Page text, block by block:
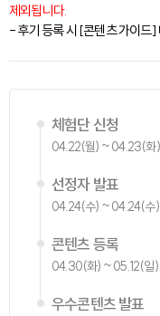
제외됩니다.
- 후기 등록 시 [콘텐츠 가이드]
체험단 신청
04.22(월) ~ 04.23(화)
선정자 발표
04.24(수) ~ 04.24(수)
콘텐츠 등록
04.30(화) ~ 05.12(일)
우수콘텐츠 발표